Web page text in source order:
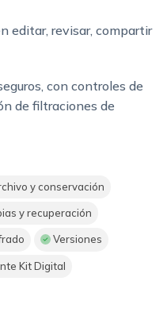
editar, revisar, compartir
con controles de
de filtraciones de
y conservación
y recuperación
Versiones
Kit Digital